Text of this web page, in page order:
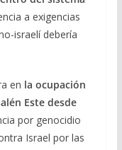
a exigencias
israelí debería
en la ocupación
Este desde
por genocidio
Israel por las